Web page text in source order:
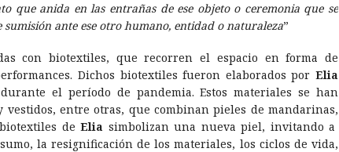
que anida en las entrañas de ese objeto o ceremonia que se
ante ese otro humano, entidad o naturaleza”
con biotextiles, que recorren el espacio en forma de
Dichos biotextiles fueron elaborados por Elia
el período de pandemia. Estos materiales se han
entre otras, que combinan pieles de mandarinas,
de Elia simbolizan una nueva piel, invitando a
la resignificación de los materiales, los ciclos de vida,